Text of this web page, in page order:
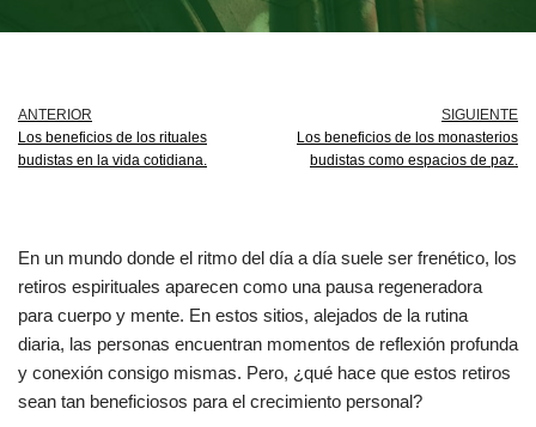
ANTERIOR
Los beneficios de los rituales
budistas en la vida cotidiana.
SIGUIENTE
Los beneficios de los monasterios
budistas como espacios de paz.
En un mundo donde el ritmo del día a día suele ser frenético, los
retiros espirituales aparecen como una pausa regeneradora
para cuerpo y mente. En estos sitios, alejados de la rutina
diaria, las personas encuentran momentos de reflexión profunda
y conexión consigo mismas. Pero, ¿qué hace que estos retiros
sean tan beneficiosos para el crecimiento personal?